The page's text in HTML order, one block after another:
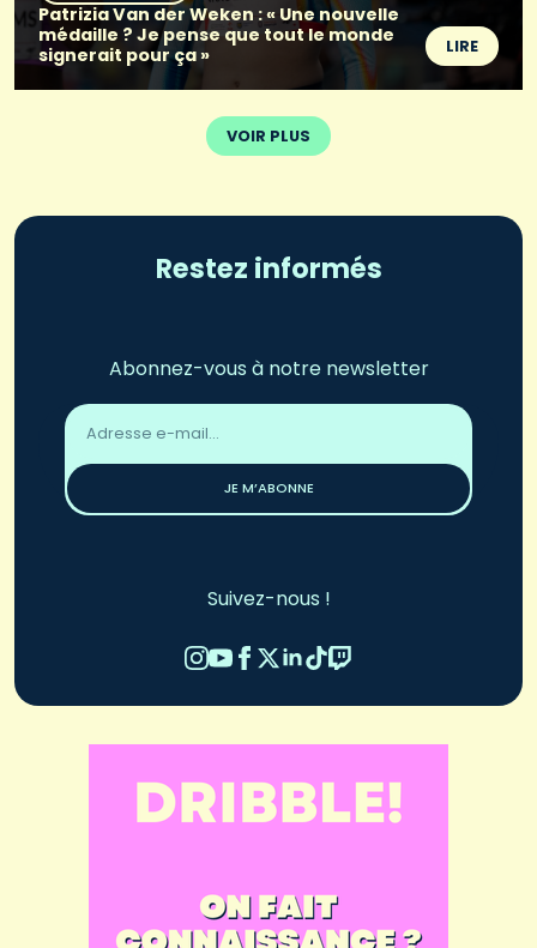
Patrizia Van der Weken : « Une nouvelle
médaille ? Je pense que tout le monde
signerait pour ça »
LIRE
VOIR PLUS
Restez informés
Abonnez-vous à notre newsletter
Adresse
email
JE M’ABONNE
Suivez-nous !